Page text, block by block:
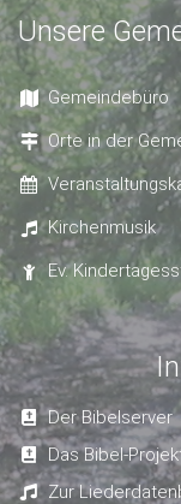
Unsere
Gemeindebüro
Orte in der
Kirchenmusik
Ev.
Der Bibelserver
Das Bibel-
Zur